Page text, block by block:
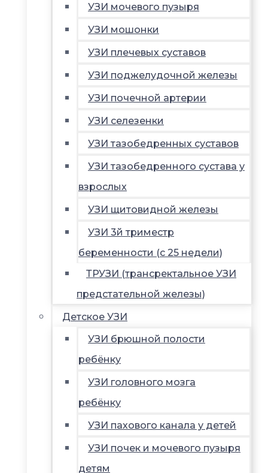
УЗИ мочевого пузыря
УЗИ мошонки
УЗИ плечевых суставов
УЗИ поджелудочной железы
УЗИ почечной артерии
УЗИ селезенки
УЗИ тазобедренных суставов
УЗИ тазобедренного сустава у
взрослых
УЗИ щитовидной железы
УЗИ 3й триместр
беременности (с 25 недели)
ТРУЗИ (трансректальное УЗИ
предстательной железы)
Детское УЗИ
УЗИ брюшной полости
ребёнку
УЗИ головного мозга
ребёнку
УЗИ пахового канала у детей
УЗИ почек и мочевого пузыря
детям